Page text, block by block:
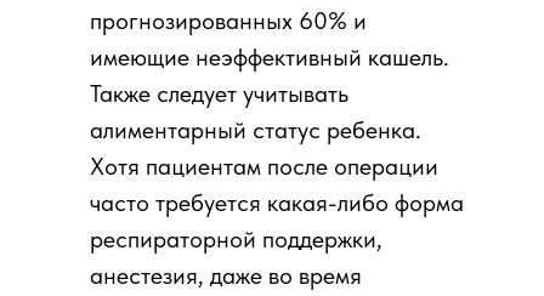
прогнозированных 60% и
имеющие неэффективный кашель.
Также следует учитывать
алиментарный статус ребенка.
Хотя пациентам после операции
часто требуется какая-либо форма
респираторной поддержки,
анестезия, даже во время